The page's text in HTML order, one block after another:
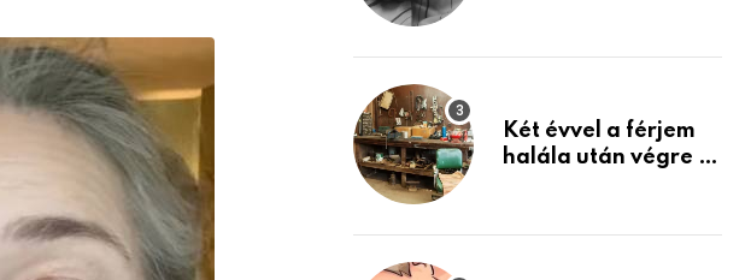
Készülj fel arra, ami
Két évvel a férjem
halála után végre át
holmiját – amit